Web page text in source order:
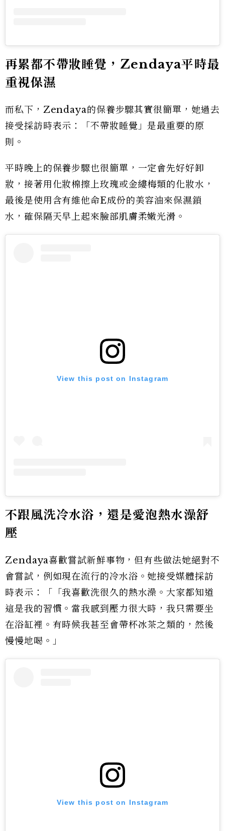
再累都不帶妝睡覺，Zendaya平時最
重視保濕
而私下，Zendaya的保養步驟其實很簡單，她過去
接受採訪時表示：「不帶妝睡覺」是最重要的原
則。
平時晚上的保養步驟也很簡單，一定會先好好卸
妝，接著用化妝棉擦上玫瑰或金縷梅類的化妝水，
最後是使用含有維他命E成份的美容油來保濕鎖
水，確保隔天早上起來臉部肌膚柔嫩光滑。
View this post on Instagram
不跟風洗冷水浴，還是愛泡熱水澡舒
壓
Zendaya喜歡嘗試新鮮事物，但有些做法她絕對不
會嘗試，例如現在流行的冷水浴。她接受媒體採訪
時表示：「「我喜歡洗很久的熱水澡。大家都知道
這是我的習慣。當我感到壓力很大時，我只需要坐
在浴缸裡。有時候我甚至會帶杯冰茶之類的，然後
慢慢地喝。」
View this post on Instagram